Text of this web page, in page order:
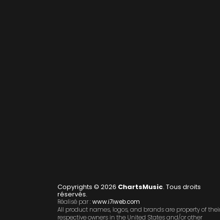
Copyrights © 2026 ChartsMusic. Tous droits
réservés.
Réalisé par :www.i7iweb.com
All product names, logos, and brands are property of
respective owners in the United States and/or other